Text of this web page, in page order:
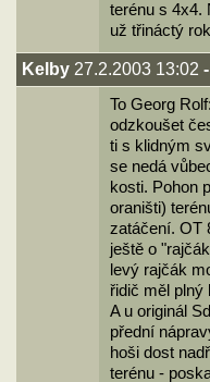
terénu s 4x4.
už třináctý
Kelby 27.2.2003 13:02 -
To Georg
odzkoušet
ti s klidným
se nedá
kosti. Pohon
oraništi)
zatáčení. OT
ještě o
levý rajčák
řidič měl plný
A u originál
přední
hoši dost
terénu -